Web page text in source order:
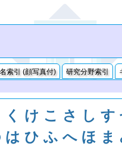
索引 (顔写真付) 研究分野索引
く け こ さ し す
は ひ ふ へ ほ ま